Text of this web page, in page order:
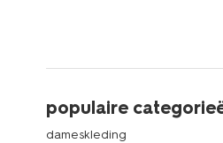
populaire
dameskleding